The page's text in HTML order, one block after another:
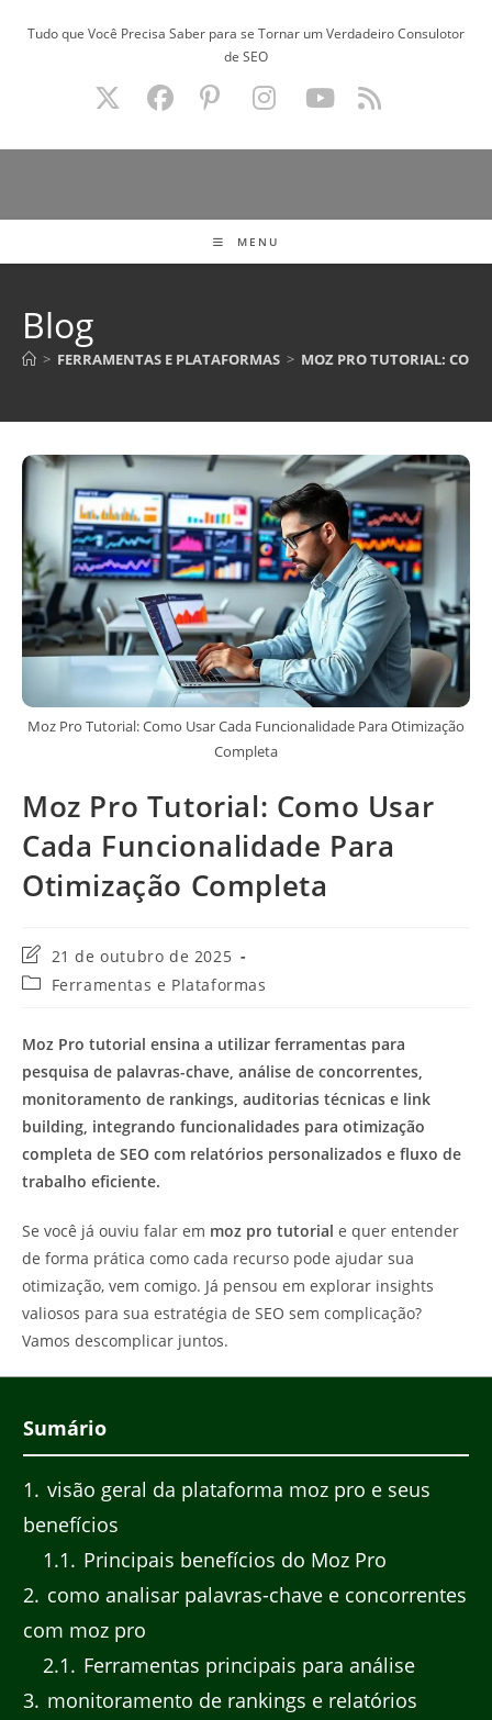
paraTudo que Você Precisa Saber para se Tornar um Verdadeiro Consulotor
de SEO
MENU
Blog
> FERRAMENTAS E PLATAFORMAS > MOZ PRO TUTORIAL:
Moz Pro Tutorial: Como Usar Cada Funcionalidade Para Otimização
Completa
Moz Pro Tutorial: Como Usar
Cada Funcionalidade Para
Otimização Completa
Última
modificação
21 de outubro de 2025
Categoria
Ferramentas e Plataformas
Moz Pro tutorial ensina a utilizar ferramentas para
pesquisa de palavras-chave, análise de concorrentes,
monitoramento de rankings, auditorias técnicas e link
building, integrando funcionalidades para otimização
completa de SEO com relatórios personalizados e fluxo de
trabalho eficiente.
Se você já ouviu falar em moz pro tutorial e quer entender
de forma prática como cada recurso pode ajudar sua
otimização, vem comigo. Já pensou em explorar insights
valiosos para sua estratégia de SEO sem complicação?
Vamos descomplicar juntos.
Sumário
1
visão geral da plataforma moz pro e seus
benefícios
1.1
Principais benefícios do Moz Pro
2 como analisar palavras-chave e concorrentes
com moz pro
2.1
Ferramentas principais para análise
3 monitoramento de rankings e relatórios